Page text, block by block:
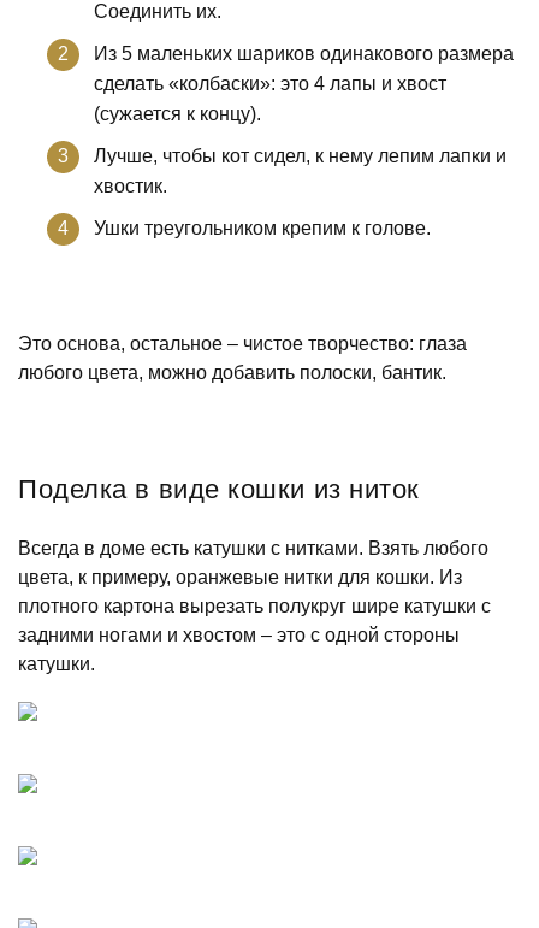
Соединить их.
Из 5 маленьких шариков одинакового размера
сделать «колбаски»: это 4 лапы и хвост
(сужается к концу).
Лучше, чтобы кот сидел, к нему лепим лапки и
хвостик.
Ушки треугольником крепим к голове.
Это основа, остальное – чистое творчество: глаза
любого цвета, можно добавить полоски, бантик.
Поделка в виде кошки из ниток
Всегда в доме есть катушки с нитками. Взять любого
цвета, к примеру, оранжевые нитки для кошки. Из
плотного картона вырезать полукруг шире катушки с
задними ногами и хвостом – это с одной стороны
катушки.